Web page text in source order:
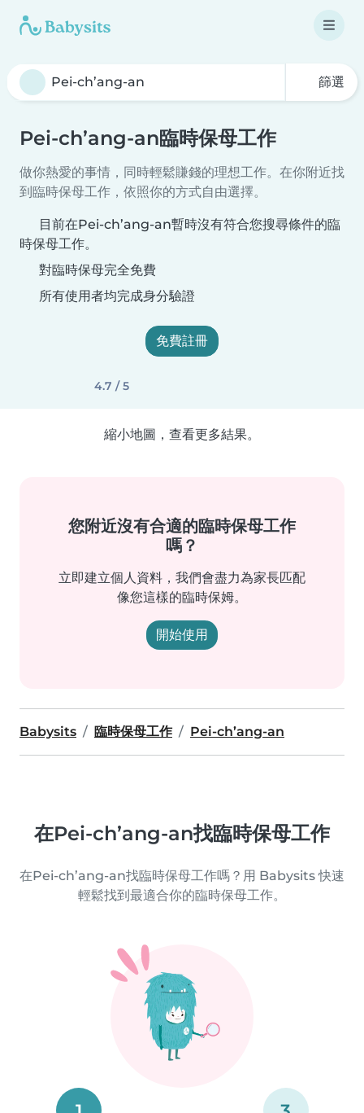
篩選
Pei-ch’ang-an臨時保母工作
做你熱愛的事情，同時輕鬆賺錢的理想工作。在你附近找
到臨時保母工作，依照你的方式自由選擇。
目前在Pei-ch’ang-an暫時沒有符合您搜尋條件的臨
時保母工作。
對臨時保母完全免費
所有使用者均完成身分驗證
免費註冊
4.7 / 5
縮小地圖，查看更多結果。
您附近沒有合適的臨時保母工作
嗎？
立即建立個人資料，我們會盡力為家長匹配
像您這樣的臨時保姆。
開始使用
Babysits 臨時保母工作 Pei-ch’ang-an
在Pei-ch’ang-an找臨時保母工作
在Pei-ch’ang-an找臨時保母工作嗎？用 Babysits 快速
輕鬆找到最適合你的臨時保母工作。